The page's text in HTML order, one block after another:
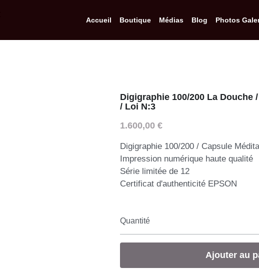
Accueil Boutique Médias Blog Photos
Digigraphie 100/200 La Douche
/ Loi N:3
1.600,00 €
Digigraphie 100/200 / Capsule
Impression numérique haute qualité
Série limitée de 12
Certificat d'authenticité EPSON
Quantité
Ajouter au